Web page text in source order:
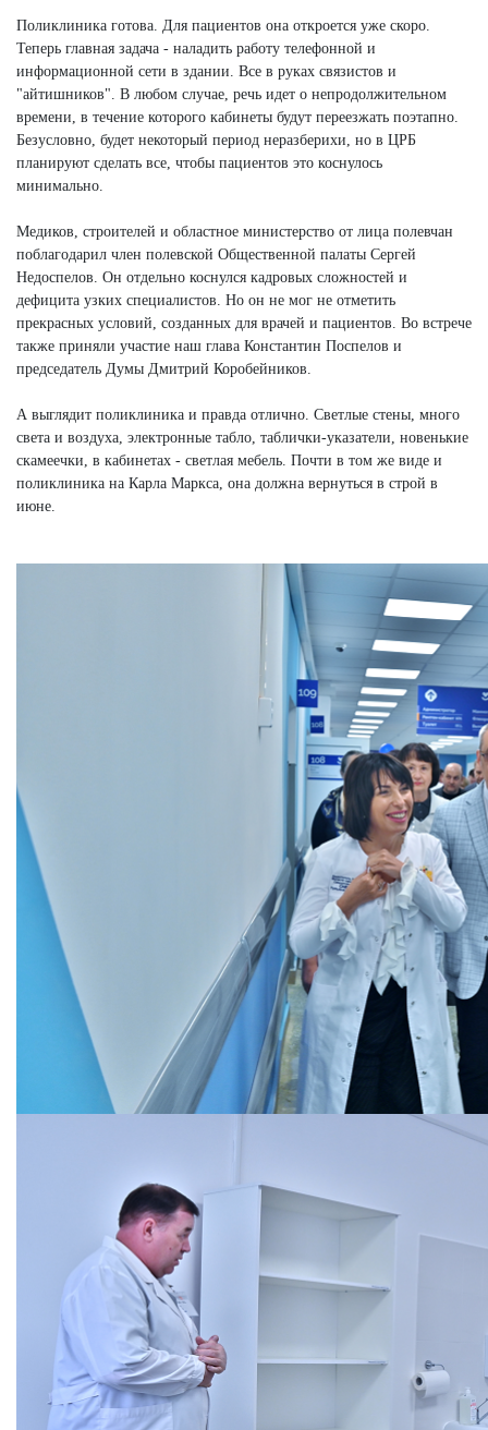
Поликлиника готова. Для пациентов она откроется уже скоро.
Теперь главная задача - наладить работу телефонной и
информационной сети в здании. Все в руках связистов и
"айтишников". В любом случае, речь идет о непродолжительном
времени, в течение которого кабинеты будут переезжать поэтапно.
Безусловно, будет некоторый период неразберихи, но в ЦРБ
планируют сделать все, чтобы пациентов это коснулось
минимально.
Медиков, строителей и областное министерство от лица полевчан
поблагодарил член полевской Общественной палаты Сергей
Недоспелов. Он отдельно коснулся кадровых сложностей и
дефицита узких специалистов. Но он не мог не отметить
прекрасных условий, созданных для врачей и пациентов. Во встрече
также приняли участие наш глава Константин Поспелов и
председатель Думы Дмитрий Коробейников.
А выглядит поликлиника и правда отлично. Светлые стены, много
света и воздуха, электронные табло, таблички-указатели, новенькие
скамеечки, в кабинетах - светлая мебель. Почти в том же виде и
поликлиника на Карла Маркса, она должна вернуться в строй в
июне.